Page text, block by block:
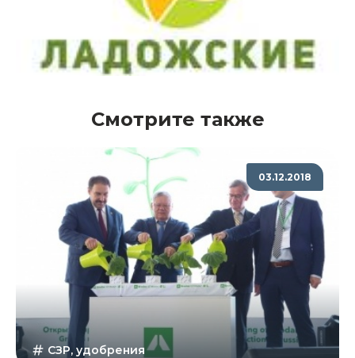
Смотрите также
03.12.2018
СЗР, удобрения